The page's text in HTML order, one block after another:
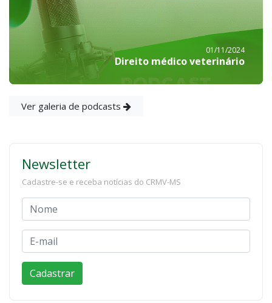
01/11/2024
Direito médico veterinário
Ver galeria de podcasts
Newsletter
Cadastre-se e receba notícias do CRMV-MS